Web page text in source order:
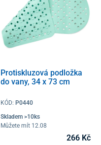
Protiskluzová podložka
do vany, 34 x 73 cm
KÓD: P0440
Skladem >10ks
Můžete mít 12.08
266 Kč